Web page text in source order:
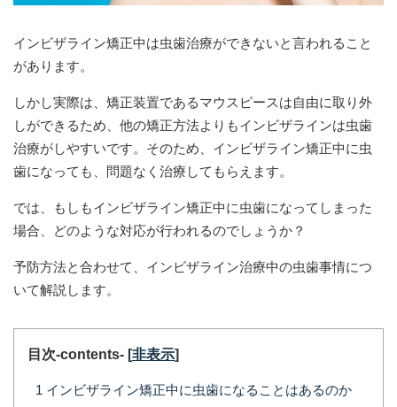
インビザライン矯正中は虫歯治療ができないと言われること
があります。
しかし実際は、矯正装置であるマウスピースは自由に取り外
しができるため、他の矯正方法よりもインビザラインは虫歯
治療がしやすいです。そのため、インビザライン矯正中に虫
歯になっても、問題なく治療してもらえます。
では、もしもインビザライン矯正中に虫歯になってしまった
場合、どのような対応が行われるのでしょうか？
予防方法と合わせて、インビザライン治療中の虫歯事情につ
いて解説します。
目次-contents- [非表示]
1 インビザライン矯正中に虫歯になることはあるのか